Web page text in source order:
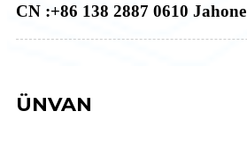
CN :+86 138 2887 0610 Jahone
ÜNVAN